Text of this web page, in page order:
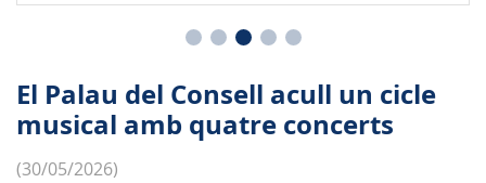
El Palau del Consell acull un cicle
musical amb quatre concerts
(30/05/2026)